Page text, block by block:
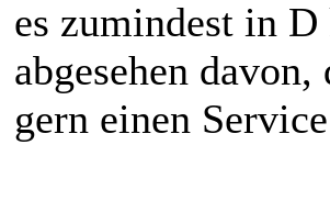
es zumindest in
abgesehen
gern einen